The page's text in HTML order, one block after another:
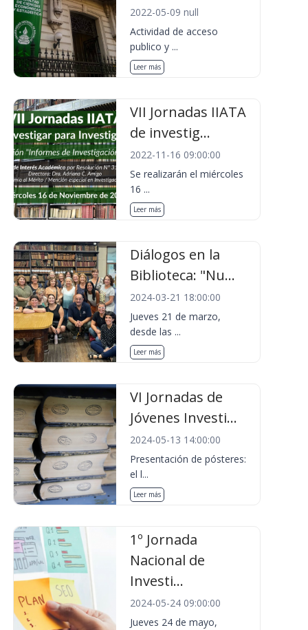
2022-05-09 null
Actividad de acceso
publico y ...
Leer más
VII Jornadas IIATA
de investig...
2022-11-16 09:00:00
Se realizarán el miércoles
16 ...
Leer más
Diálogos en la
Biblioteca: "Nu...
2024-03-21 18:00:00
Jueves 21 de marzo,
desde las ...
Leer más
VI Jornadas de
Jóvenes Investi...
2024-05-13 14:00:00
Presentación de pósteres:
el l...
Leer más
1º Jornada
Nacional de
Investi...
2024-05-24 09:00:00
Jueves 24 de mayo,